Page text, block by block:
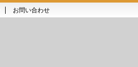
お問い合わせ